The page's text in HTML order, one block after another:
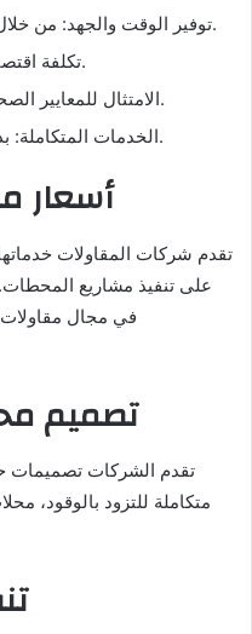
توفير الوقت والجهد: من خلال تنفيذ المشروع بشكل محترف.
تكلفة اقتصادية: تساهم في تقليل التكاليف.
الامتثال للمعايير الصحية: للحفاظ على سلامة العملاء.
الخدمات المتكاملة: بدءًا من التصميم وانتهاءً بالصيانة.
أسعار
تقدم شركات المقاولات
على تنفيذ مشاريع
في مجال
تصميم
تقدم الشركات تصميمات
متكاملة للتزود بالوقود،